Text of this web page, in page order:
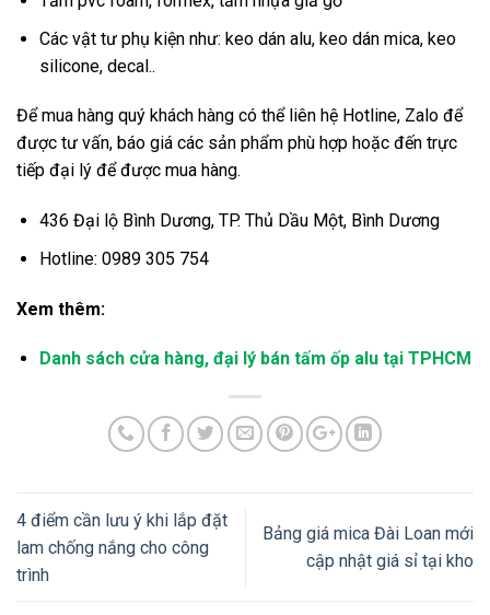
Các vật tư phụ kiện như: keo dán alu, keo dán mica, keo
silicone, decal..
Để mua hàng quý khách hàng có thể liên hệ Hotline, Zalo để
được tư vấn, báo giá các sản phẩm phù hợp hoặc đến trực
tiếp đại lý để được mua hàng.
436 Đại lộ Bình Dương, TP. Thủ Dầu Một, Bình Dương
Hotline: 0989 305 754
Xem thêm:
Danh sách cửa hàng, đại lý bán tấm ốp alu tại TPHCM
4 điểm cần lưu ý khi lắp đặt
lam chống nắng cho công
trình
Bảng giá mica Đài Loan mới
cập nhật giá sỉ tại kho